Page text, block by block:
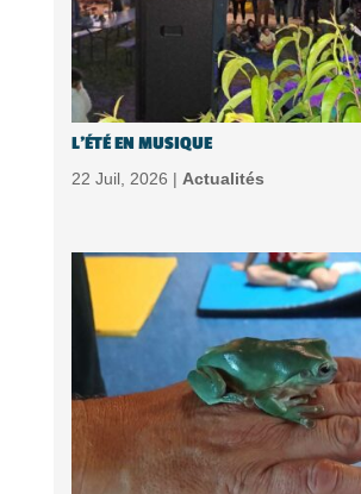
L’ÉTÉ EN MUSIQUE
22 Juil, 2026 | Actualités